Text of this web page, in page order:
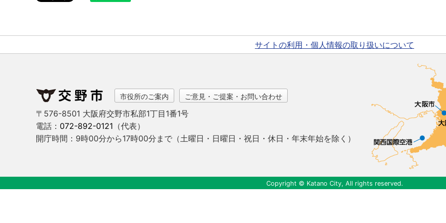
サイトの利用・個人情報の取り扱いについて
市役所のご案内 ご意見・ご提案・お問い合わせ
〒576-8501 大阪府交野市私部1丁目1番1号
電話： 072-892-0121 （代表）
開庁時間：9時00分から17時00分まで （土曜日・日曜日・祝日・休日・年末年始を除く）
Copyright © Katano City, All rights reserved.